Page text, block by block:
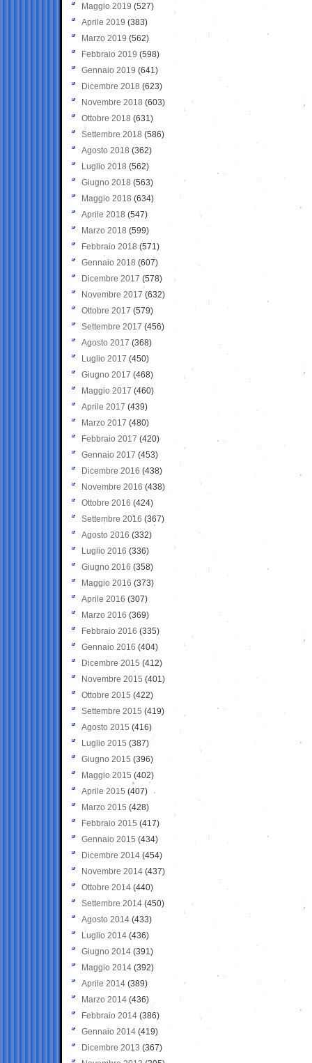
Maggio 2019 (527)
Aprile 2019 (383)
Marzo 2019 (562)
Febbraio 2019 (598)
Gennaio 2019 (641)
Dicembre 2018 (623)
Novembre 2018 (603)
Ottobre 2018 (631)
Settembre 2018 (586)
Agosto 2018 (362)
Luglio 2018 (562)
Giugno 2018 (563)
Maggio 2018 (634)
Aprile 2018 (547)
Marzo 2018 (599)
Febbraio 2018 (571)
Gennaio 2018 (607)
Dicembre 2017 (578)
Novembre 2017 (632)
Ottobre 2017 (579)
Settembre 2017 (456)
Agosto 2017 (368)
Luglio 2017 (450)
Giugno 2017 (468)
Maggio 2017 (460)
Aprile 2017 (439)
Marzo 2017 (480)
Febbraio 2017 (420)
Gennaio 2017 (453)
Dicembre 2016 (438)
Novembre 2016 (438)
Ottobre 2016 (424)
Settembre 2016 (367)
Agosto 2016 (332)
Luglio 2016 (336)
Giugno 2016 (358)
Maggio 2016 (373)
Aprile 2016 (307)
Marzo 2016 (369)
Febbraio 2016 (335)
Gennaio 2016 (404)
Dicembre 2015 (412)
Novembre 2015 (401)
Ottobre 2015 (422)
Settembre 2015 (419)
Agosto 2015 (416)
Luglio 2015 (387)
Giugno 2015 (396)
Maggio 2015 (402)
Aprile 2015 (407)
Marzo 2015 (428)
Febbraio 2015 (417)
Gennaio 2015 (434)
Dicembre 2014 (454)
Novembre 2014 (437)
Ottobre 2014 (440)
Settembre 2014 (450)
Agosto 2014 (433)
Luglio 2014 (436)
Giugno 2014 (391)
Maggio 2014 (392)
Aprile 2014 (389)
Marzo 2014 (436)
Febbraio 2014 (386)
Gennaio 2014 (419)
Dicembre 2013 (367)